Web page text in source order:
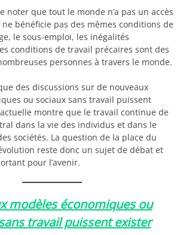
noter que tout le monde n’a pas un accès
bénéficie pas des mêmes conditions de
le sous-emploi, les inégalités
conditions de travail précaires sont des
personnes à travers le monde.
des discussions sur de nouveaux
ou sociaux sans travail puissent
montre que le travail continue de
dans la vie des individus et dans le
sociétés. La question de la place du
reste donc un sujet de débat et
pour l’avenir.
modèles économiques ou
travail puissent exister